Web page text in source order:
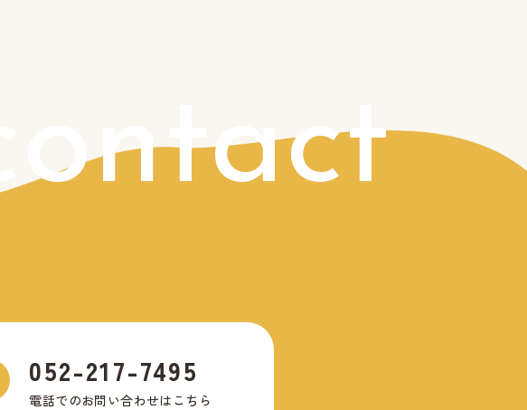
contact
052-217-7495
電話でのお問い合わせはこちら